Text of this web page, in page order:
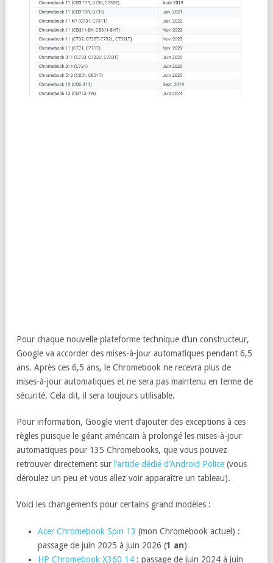
Pour chaque nouvelle plateforme technique d’un constructeur,
Google va accorder des mises-à-jour automatiques pendant 6,5
ans. Après ces 6,5 ans, le Chromebook ne recevra plus de
mises-à-jour automatiques et ne sera pas maintenu en terme de
sécurité. Cela dit, il sera toujours utilisable.
Pour information, Google vient d’ajouter des exceptions à ces
règles puisque le géant américain à prolongé les mises-à-jour
automatiques pour 135 Chromebooks, que vous pouvez
retrouver directement sur l’article dédié d’Android Police (vous
déroulez un peu et vous allez voir apparaître un tableau).
Voici les changements pour certains grand modèles :
Acer Chromebook Spin 13 (mon Chromebook actuel) :
passage de juin 2025 à juin 2026 (1 an)
HP Chromebook X360 14 : passage de juin 2024 à juin